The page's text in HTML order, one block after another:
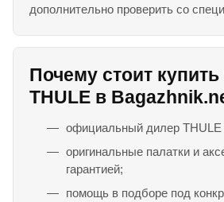
дополнительно проверить со
Почему стоит купить
THULE в
официальный дилер THULE
оригинальные палатки и
гарантией;
помощь в подборе под